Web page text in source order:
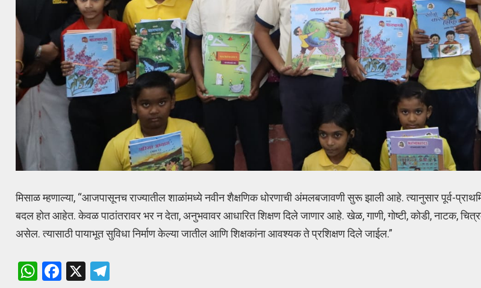
मिसाळ म्हणाल्या, “आजपासूनच राज्यातील शाळांमध्ये नवीन शैक्षणिक धोरणाची अंमलबजावणी सुरू झाली आहे. त्यानुसार पूर्व-
बदल होत आहेत. केवळ पाठांतरावर भर न देता, अनुभवावर आधारित शिक्षण दिले जाणार आहे. खेळ, गाणी, गोष्टी, कोडी, नाटक,
असेल. त्यासाठी पायाभूत सुविधा निर्माण केल्या जातील आणि शिक्षकांना आवश्यक ते प्रशिक्षण दिले जाईल.”
W F
X